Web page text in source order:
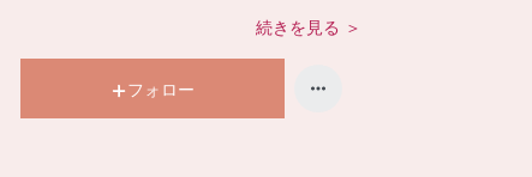
続きを見る ＞
フォロー